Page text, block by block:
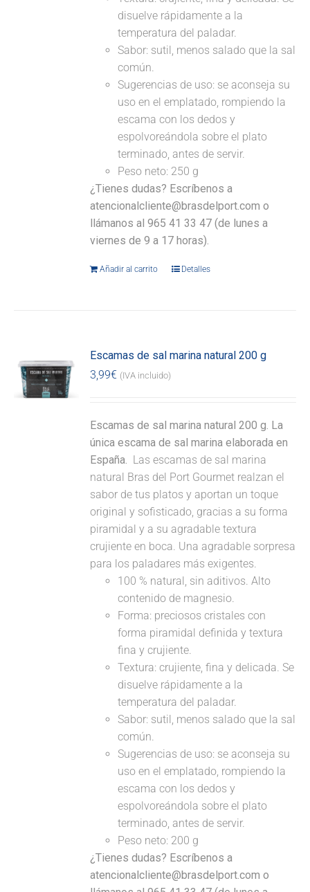
disuelve rápidamente a la
temperatura del paladar.
Sabor: sutil, menos salado que la sal
común.
Sugerencias de uso: se aconseja su
uso en el emplatado, rompiendo la
escama con los dedos y
espolvoreándola sobre el plato
terminado, antes de servir.
Peso neto: 250 g
¿Tienes dudas? Escríbenos a
atencionalcliente@brasdelport.com o
llámanos al 965 41 33 47 (de lunes a
viernes de 9 a 17 horas).
Añadir al carrito Detalles
Escamas de sal marina natural 200 g
3,99€ (IVA incluido)
Escamas de sal marina natural 200 g. La
única escama de sal marina elaborada en
España. Las escamas de sal marina
natural Bras del Port Gourmet realzan el
sabor de tus platos y aportan un toque
original y sofisticado, gracias a su forma
piramidal y a su agradable textura
crujiente en boca. Una agradable sorpresa
para los paladares más exigentes.
100 % natural, sin aditivos. Alto
contenido de magnesio.
Forma: preciosos cristales con
forma piramidal definida y textura
fina y crujiente.
Textura: crujiente, fina y delicada. Se
disuelve rápidamente a la
temperatura del paladar.
Sabor: sutil, menos salado que la sal
común.
Sugerencias de uso: se aconseja su
uso en el emplatado, rompiendo la
escama con los dedos y
espolvoreándola sobre el plato
terminado, antes de servir.
Peso neto: 200 g
¿Tienes dudas? Escríbenos a
atencionalcliente@brasdelport.com o